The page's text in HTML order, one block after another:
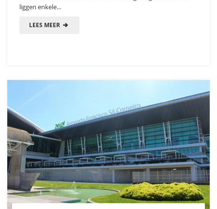
liggen enkele...
LEES MEER